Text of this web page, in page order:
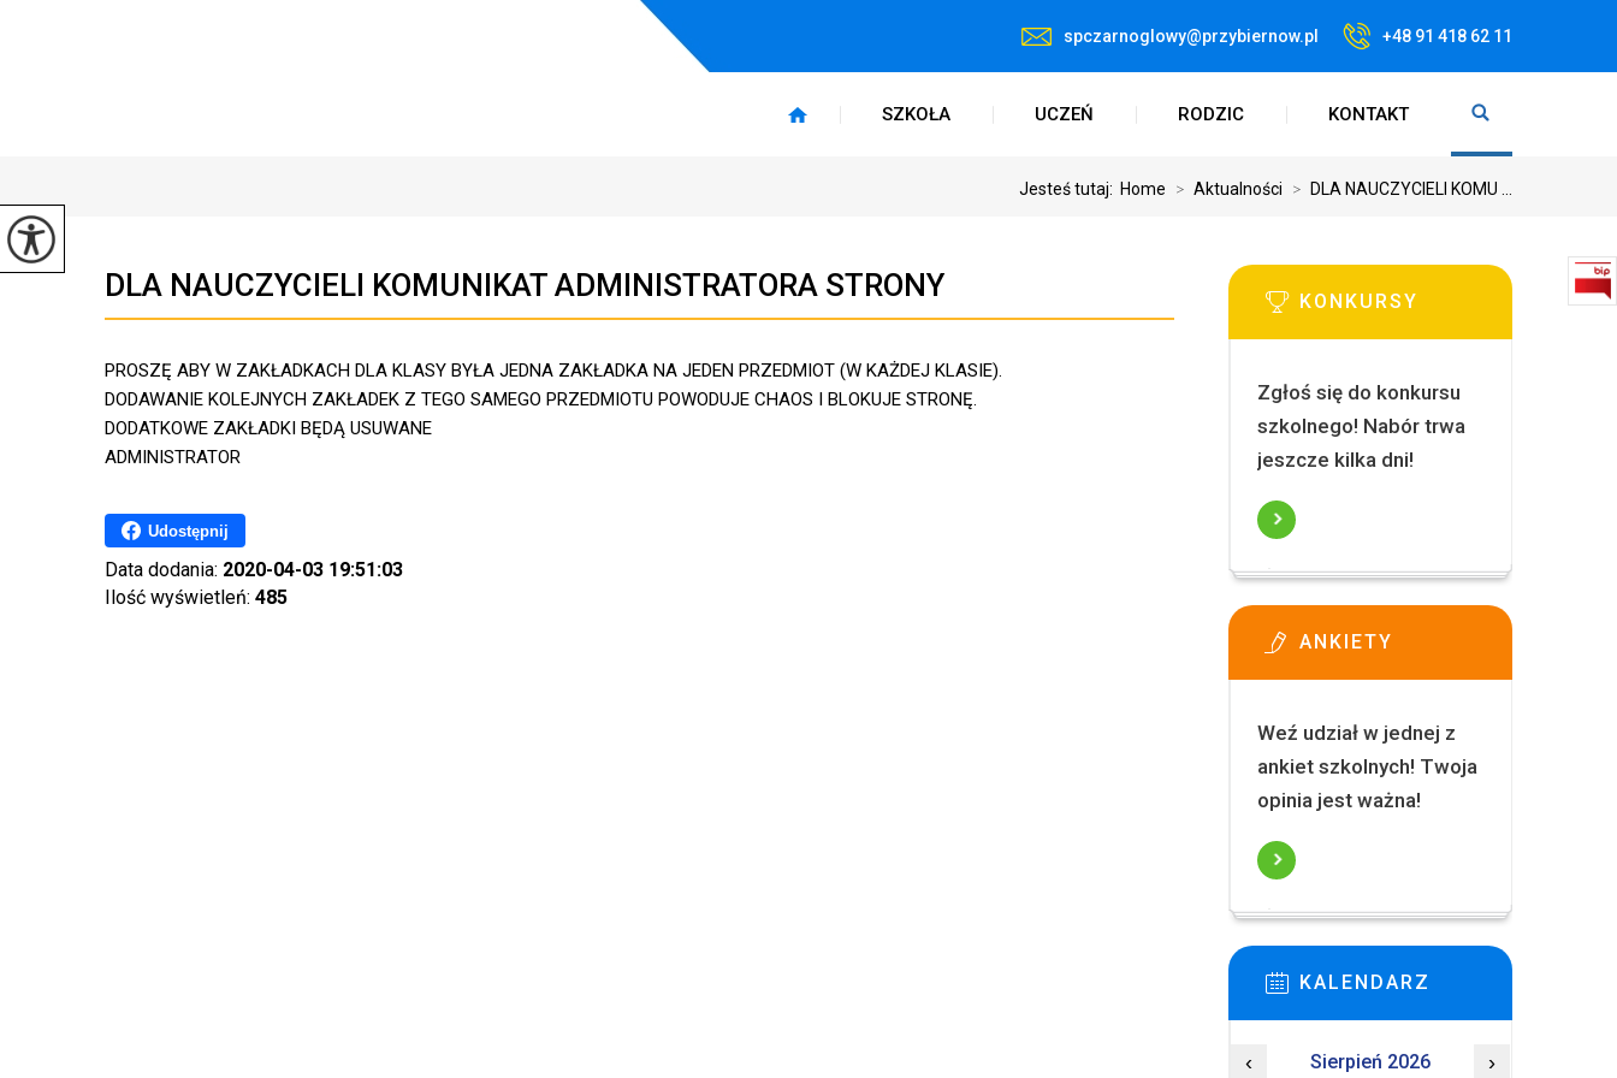
spczarnoglowy@przybiernow.pl +48 91 418 62 11
SZKOŁA UCZEŃ RODZIC KONTAKT
Jesteś tutaj: Home > Aktualności > DLA NAUCZYCIELI KOMU ...
DLA NAUCZYCIELI KOMUNIKAT ADMINISTRATORA STRONY
PROSZĘ ABY W ZAKŁADKACH DLA KLASY BYŁA JEDNA ZAKŁADKA NA JEDEN PRZEDMIOT (W KAŻDEJ KLASIE).
DODAWANIE KOLEJNYCH ZAKŁADEK Z TEGO SAMEGO PRZEDMIOTU POWODUJE CHAOS I BLOKUJE STRONĘ.
DODATKOWE ZAKŁADKI BĘDĄ USUWANE
ADMINISTRATOR
Udostępnij
Data dodania: 2020-04-03 19:51:03
Ilość wyświetleń: 485
KONKURSY
Zgłoś się do konkursu
szkolnego! Nabór trwa
jeszcze kilka dni!
ANKIETY
Weź udział w jednej z
ankiet szkolnych! Twoja
opinia jest ważna!
KALENDARZ
‹ Sierpień 2026 ›